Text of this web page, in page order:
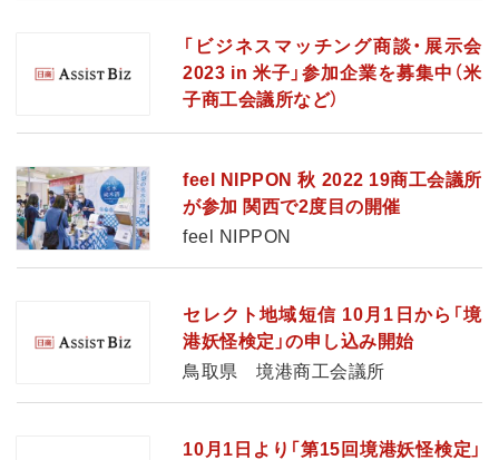
「ビジネスマッチング商談・展示会
2023 in 米子」参加企業を募集中（米
子商工会議所など）
feel NIPPON 秋 2022 19商工会議所
が参加 関西で2度目の開催
feel NIPPON
セレクト地域短信 10月1日から「境
港妖怪検定」の申し込み開始
鳥取県 境港商工会議所
10月1日より「第15回境港妖怪検定」